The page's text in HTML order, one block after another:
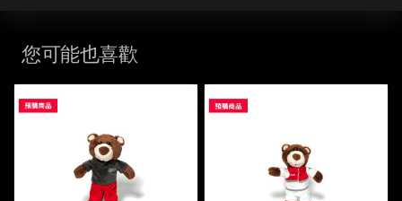
您可能也喜歡